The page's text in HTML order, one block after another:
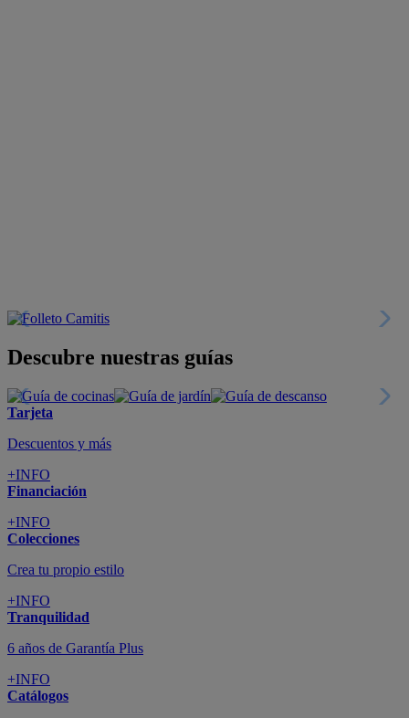
Descubre nuestras guías
Tarjeta
Descuentos y más
+INFO
Financiación
+INFO
Colecciones
Crea tu propio estilo
+INFO
Tranquilidad
6 años de Garantía Plus
+INFO
Catálogos